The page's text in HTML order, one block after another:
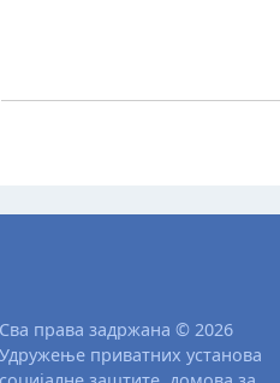
Сва права задржана © 2026
Удружење приватних установа